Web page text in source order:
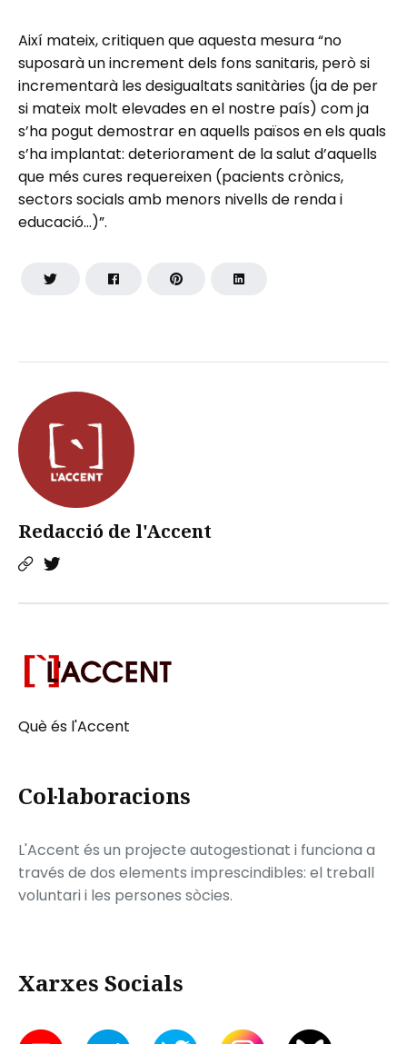
Redacció de l'Accent
Així mateix, critiquen que aquesta mesura “no
suposarà un increment dels fons sanitaris, però si
incrementarà les desigualtats sanitàries (ja de per
si mateix molt elevades en el nostre país) com ja
s’ha pogut demostrar en aquells països en els quals
s’ha implantat: deteriorament de la salut d’aquells
que més cures requereixen (pacients crònics,
sectors socials amb menors nivells de renda i
educació…)”.
Què és l'Accent
Col·laboracions
L'Accent és un projecte autogestionat i funciona a
través de dos elements imprescindibles: el treball
voluntari i les persones sòcies.
Xarxes Socials